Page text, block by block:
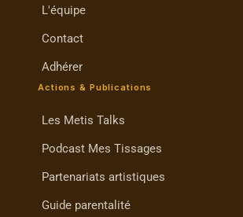
L'équipe
Contact
Adhérer
Actions & Publications
Les Metis Talks
Podcast Mes Tissages
Partenariats artistiques
Guide parentalité